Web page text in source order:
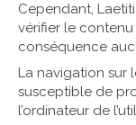
Cependant,
vérifier le contenu
conséquence
La navigation sur
susceptible de
l’ordinateur de